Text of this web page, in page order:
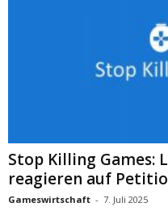
Stop Killing Games:
reagieren auf
Gameswirtschaft - 7. Juli 2025